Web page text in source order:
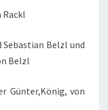
Rackl
Sebastian Belzl und
Belzl
Günter,König, von